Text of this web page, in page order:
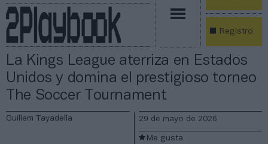
Registro
La Kings League aterriza en Estados
Unidos y domina el prestigioso torneo
The Soccer Tournament
Guillem Tayadella 29 de mayo de 2026
Me gusta